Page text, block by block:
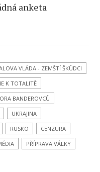
anketa
VLÁDA - ZEMŠTÍ ŠKŮDCI
K TOTALITĚ
BANDEROVCŮ
UKRAJINA
RUSKO
CENZURA
PŘÍPRAVA VÁLKY